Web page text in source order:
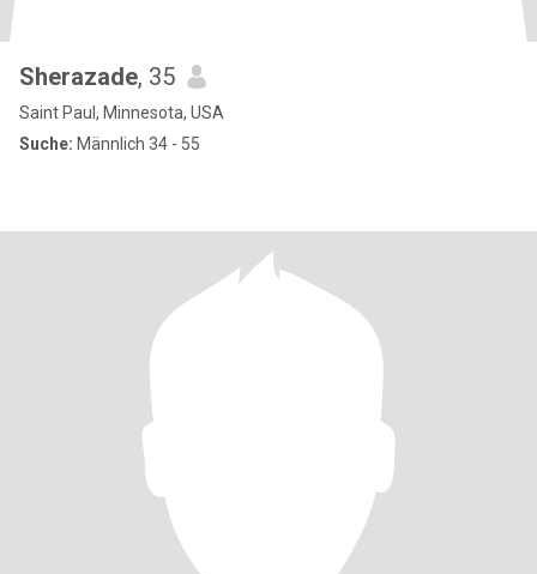
Sherazade, 35
Saint Paul, Minnesota, USA
Suche: Männlich 34 - 55